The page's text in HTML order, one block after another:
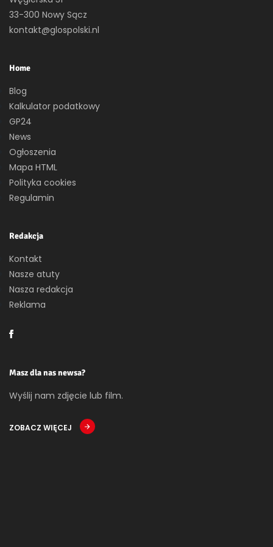
33-300 Nowy Sącz
kontakt@glospolski.nl
Home
Blog
Kalkulator podatkowy
GP24
News
Ogłoszenia
Mapa HTML
Polityka cookies
Regulamin
Redakcja
Kontakt
Nasze atuty
Nasza redakcja
Reklama
Masz dla nas newsa?
Wyślij nam zdjęcie lub film.
ZOBACZ WIĘCEJ